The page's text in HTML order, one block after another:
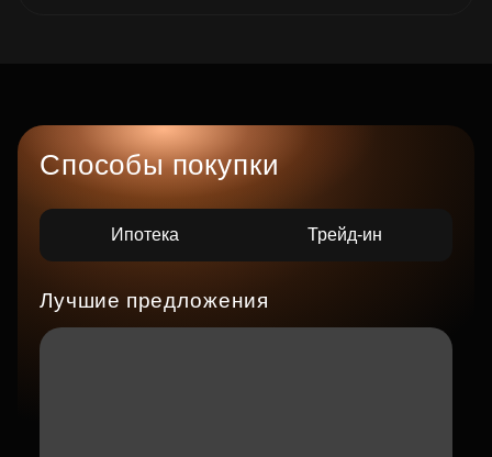
Способы покупки
Ипотека Трейд-ин
Лучшие предложения